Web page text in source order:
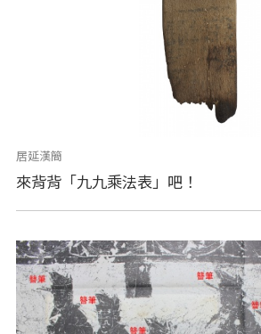
居延漢簡
來背背「九九乘法表」吧！